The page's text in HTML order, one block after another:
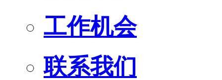
工作机会
联系我们